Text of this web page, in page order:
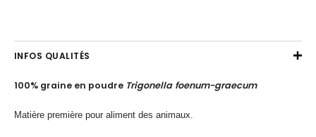
INFOS QUALITÉS
100% graine en poudre Trigonella foenum-graecum
Matière première pour aliment des animaux.